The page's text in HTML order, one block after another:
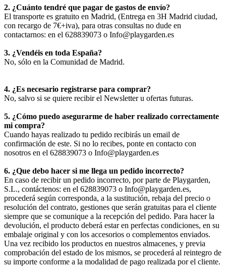
2. ¿Cuánto tendré que pagar de gastos de envío?
El transporte es gratuito en Madrid, (Entrega en 3H Madrid ciudad,
con recargo de 7€+iva), para otras consultas no dude en
contactarnos: en el 628839073 o Info@playgarden.es
3. ¿Vendéis en toda España?
No, sólo en la Comunidad de Madrid.
4. ¿Es necesario registrarse para comprar?
No, salvo si se quiere recibir el Newsletter u ofertas futuras.
5. ¿Cómo puedo asegurarme de haber realizado correctamente
mi compra?
Cuando hayas realizado tu pedido recibirás un email de
confirmación de este. Si no lo recibes, ponte en contacto con
nosotros en el 628839073 o Info@playgarden.es
6. ¿Que debo hacer si me llega un pedido incorrecto?
En caso de recibir un pedido incorrecto, por parte de Playgarden,
S.L., contáctenos: en el 628839073 o Info@playgarden.es,
procederá según corresponda, a la sustitución, rebaja del precio o
resolución del contrato, gestiones que serán gratuitas para el cliente
siempre que se comunique a la recepción del pedido. Para hacer la
devolución, el producto deberá estar en perfectas condiciones, en su
embalaje original y con los accesorios o complementos enviados.
Una vez recibido los productos en nuestros almacenes, y previa
comprobación del estado de los mismos, se procederá al reintegro de
su importe conforme a la modalidad de pago realizada por el cliente.